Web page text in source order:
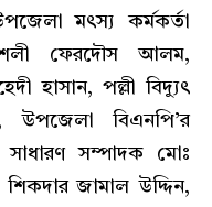
মৎস্য কর্মকর্তা
ফেরদৌস আলম,
হাসান, পল্লী বিদ্যুৎ
উপজেলা বিএনপি’র
সম্পাদক মোঃ
জামাল উদ্দিন,